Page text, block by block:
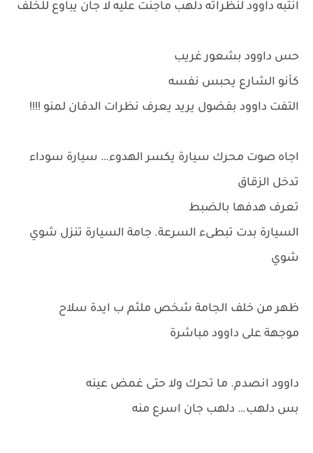
انتبه داوود لنظراته دلهب ماجنت عليه لا جان يباوع للخلف
حس داوود بشعور غريب
كأنو الشارع يحبس نفسه
التفت داوود بفضول يريد يعرف نظرات الدفان لمنو !!!!
اجاه صوت محرك سيارة يكسر الهدوء… سيارة سوداء
تدخل الزقاق
تعرف هدفها بالضبط
السيارة بدت تبطىء السرعة. جامة السيارة تنزل شوي
شوي
ظهر من خلف الجامة شخص ملثم ب ايدة سلاح
موجهة على داوود مباشرة
داوود انصدم. ما تحرك ولا حتى غمض عينه
بس دلهب… دلهب جان اسرع منه